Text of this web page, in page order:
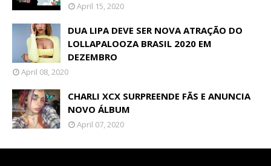
April 15, 2020
DUA LIPA DEVE SER NOVA ATRAÇÃO DO
LOLLAPALOOZA BRASIL 2020 EM
DEZEMBRO
April 08, 2020
CHARLI XCX SURPREENDE FÃS E ANUNCIA
NOVO ÁLBUM
April 07, 2020